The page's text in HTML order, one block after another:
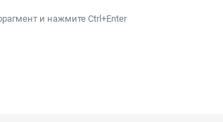
и нажмите Ctrl+Enter